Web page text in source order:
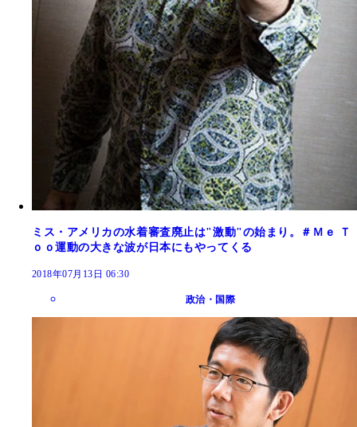
ミス・アメリカの水着審査廃止は"激動"の始まり。＃Ｍｅ Ｔ
ｏｏ運動の大きな波が日本にもやってくる
2018年07月13日 06:30
政治・国際